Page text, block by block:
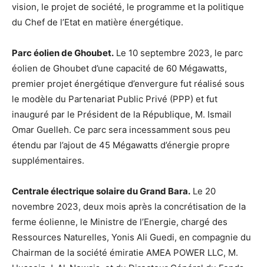
vision, le projet de société, le programme et la politique
du Chef de l’Etat en matière énergétique.
Parc éolien de Ghoubet. Le 10 septembre 2023, le parc
éolien de Ghoubet d’une capacité de 60 Mégawatts,
premier projet énergétique d’envergure fut réalisé sous
le modèle du Partenariat Public Privé (PPP) et fut
inauguré par le Président de la République, M. Ismail
Omar Guelleh. Ce parc sera incessamment sous peu
étendu par l’ajout de 45 Mégawatts d’énergie propre
supplémentaires.
Centrale électrique solaire du Grand Bara. Le 20
novembre 2023, deux mois après la concrétisation de la
ferme éolienne, le Ministre de l’Energie, chargé des
Ressources Naturelles, Yonis Ali Guedi, en compagnie du
Chairman de la société émiratie AMEA POWER LLC, M.